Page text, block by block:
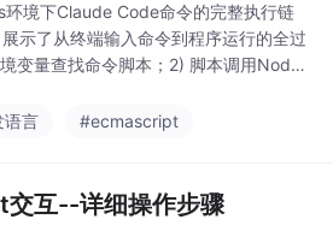
境下Claude Code命令的完整执行链
示了从终端输入命令到程序运行的全过
变量查找命令脚本；2) 脚本调用Node.j
三种终端适配脚本（.ps1/.cm
语言 #ecmascript
互--详细操作步骤